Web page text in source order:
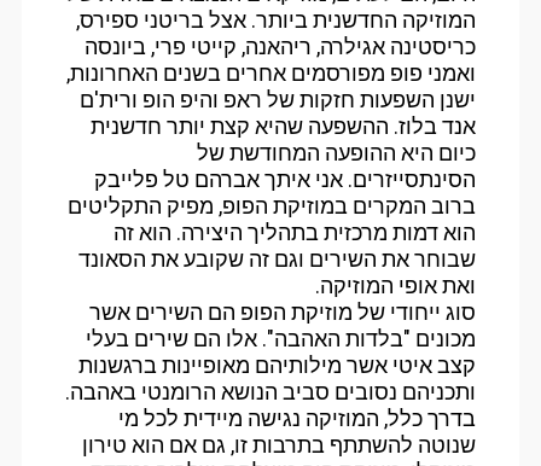
המוזיקה החדשנית ביותר. אצל בריטני ספירס,
כריסטינה אגילרה, ריהאנה, קייטי פרי, ביונסה
ואמני פופ מפורסמים אחרים בשנים האחרונות,
ישנן השפעות חזקות של ראפ והיפ הופ ורית'ם
אנד בלוז. ההשפעה שהיא קצת יותר חדשנית
כיום היא ההופעה המחודשת של
הסינתסייזרים. אני איתך אברהם טל פלייבק
ברוב המקרים במוזיקת הפופ, מפיק התקליטים
הוא דמות מרכזית בתהליך היצירה. הוא זה
שבוחר את השירים וגם זה שקובע את הסאונד
ואת אופי המוזיקה.
סוג ייחודי של מוזיקת הפופ הם השירים אשר
מכונים "בלדות האהבה". אלו הם שירים בעלי
קצב איטי אשר מילותיהם מאופיינות ברגשנות
ותכניהם נסובים סביב הנושא הרומנטי באהבה.
בדרך כלל, המוזיקה נגישה מיידית לכל מי
שנוטה להשתתף בתרבות זו, גם אם הוא טירון